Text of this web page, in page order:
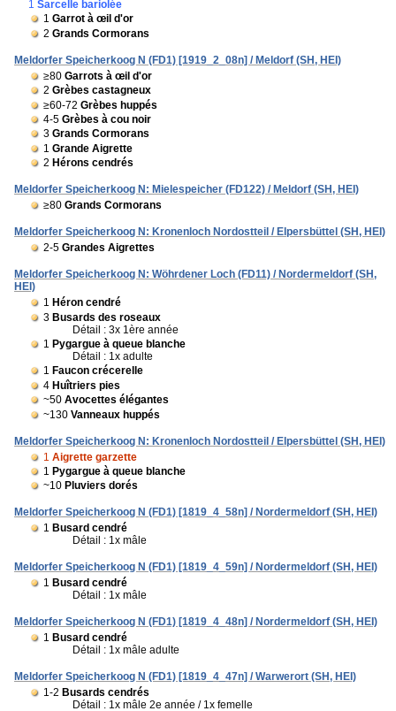
1 Sarcelle bariolée
1 Garrot à œil d'or
2 Grands Cormorans
Meldorfer Speicherkoog N (FD1) [1919_2_08n] / Meldorf (SH, HEI)
≥80 Garrots à œil d'or
2 Grèbes castagneux
≥60-72 Grèbes huppés
4-5 Grèbes à cou noir
3 Grands Cormorans
1 Grande Aigrette
2 Hérons cendrés
Meldorfer Speicherkoog N: Mielespeicher (FD122) / Meldorf (SH, HEI)
≥80 Grands Cormorans
Meldorfer Speicherkoog N: Kronenloch Nordostteil / Elpersbüttel (SH, HEI)
2-5 Grandes Aigrettes
Meldorfer Speicherkoog N: Wöhrdener Loch (FD11) / Nordermeldorf (SH,
HEI)
1 Héron cendré
3 Busards des roseaux
Détail : 3x 1ère année
1 Pygargue à queue blanche
Détail : 1x adulte
1 Faucon crécerelle
4 Huîtriers pies
~50 Avocettes élégantes
~130 Vanneaux huppés
Meldorfer Speicherkoog N: Kronenloch Nordostteil / Elpersbüttel (SH, HEI)
1 Aigrette garzette
1 Pygargue à queue blanche
~10 Pluviers dorés
Meldorfer Speicherkoog N (FD1) [1819_4_58n] / Nordermeldorf (SH, HEI)
1 Busard cendré
Détail : 1x mâle
Meldorfer Speicherkoog N (FD1) [1819_4_59n] / Nordermeldorf (SH, HEI)
1 Busard cendré
Détail : 1x mâle
Meldorfer Speicherkoog N (FD1) [1819_4_48n] / Nordermeldorf (SH, HEI)
1 Busard cendré
Détail : 1x mâle adulte
Meldorfer Speicherkoog N (FD1) [1819_4_47n] / Warwerort (SH, HEI)
1-2 Busards cendrés
Détail : 1x mâle 2e année / 1x femelle